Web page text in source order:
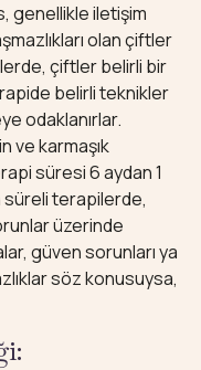
genellikle iletişim
olan çiftler
çiftler belirli bir
belirli teknikler
odaklanırlar.
ve karmaşık
süresi 6 aydan 1
süreli terapilerde,
üzerinde
güven sorunları ya
söz konusuysa,